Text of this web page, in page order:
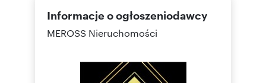
Informacje o ogłoszeniodawcy
MEROSS Nieruchomości